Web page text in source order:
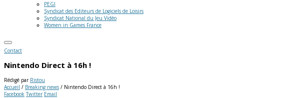
PEGI
Syndicat des Editeurs de Logiciels de Loisirs
Syndicat National du Jeu Vidéo
Women in Games France
Contact
Nintendo Direct à 16h !
Rédigé par Ristou
Accueil / Breaking news / Nintendo Direct à 16h !
Facebook Twitter Email